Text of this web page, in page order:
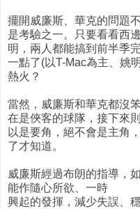
擺開威廉斯、華克的問題
是考驗之一。只要看看西
明，兩人都能搞到前半季
一點了(以T-Mac為主、姚
熱火？
當然，威廉斯和華克都沒
在是俠客的球隊，接下來
以是要角，絕不會是主角
了才知道。
威廉斯經過布朗的指導，
能作隨心所欲、一時
興起的發揮，減少失誤、